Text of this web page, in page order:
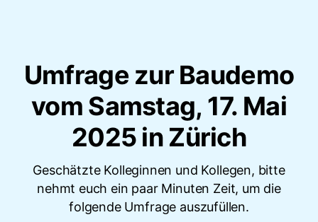
Umfrage zur Baudemo
vom Samstag, 17. Mai
2025 in Zürich
Geschätzte Kolleginnen und Kollegen, bitte
nehmt euch ein paar Minuten Zeit, um die
folgende Umfrage auszufüllen.